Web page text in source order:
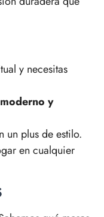
y necesitas
y
un plus de estilo.
en cualquier